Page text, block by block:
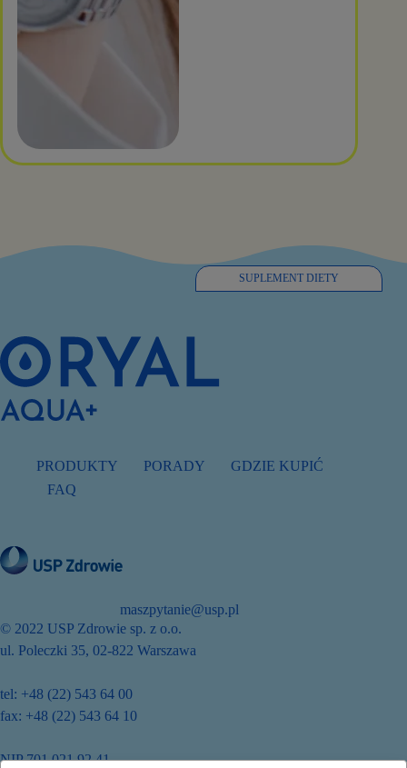
SUPLEMENT DIETY
PRODUKTY PORADY
GDZIE KUPIĆ
FAQ
maszpytanie@usp.pl
© 2022 USP Zdrowie sp. z o.o.
ul. Poleczki 35, 02-822 Warszawa
tel: +48 (22) 543 64 00
fax: +48 (22) 543 64 10
NIP 701 021 92 41